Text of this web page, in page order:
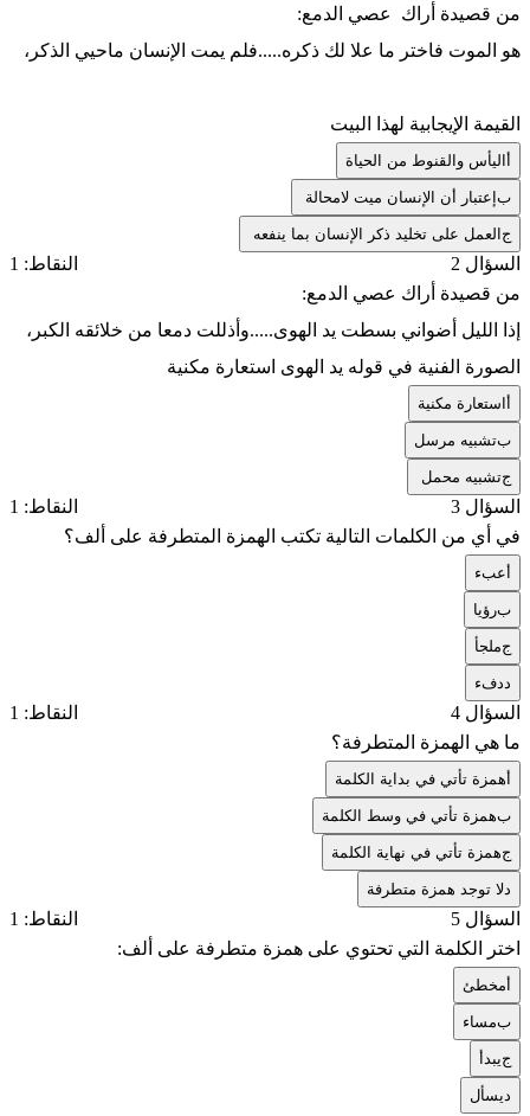
من قصيدة أراك عصي الدمع:
هو الموت فاختر ما علا لك ذكره.....فلم يمت الإنسان ماحيي الذكر،
القيمة الإيجابية لهذا البيت
اليأس والقنوط من الحياة
بإعتبار أن الإنسان ميت لامحالة
جالعمل على تخليد ذكر الإنسان بما ينفعه
السؤال 2
النقاط: 1
من قصيدة أراك عصي الدمع:
إذا الليل أضواني بسطت يد الهوى.....وأذللت دمعا من خلائقه الكبر،
الصورة الفنية في قوله يد الهوى استعارة مكنية
استعارة مكنية
بتشبيه مرسل
جتشبيه محمل
السؤال 3
النقاط: 1
في أي من الكلمات التالية تكتب الهمزة المتطرفة على ألف؟
عبء
برؤيا
جملجأ
دفء
السؤال 4
النقاط: 1
ما هي الهمزة المتطرفة؟
همزة تأتي في بداية الكلمة
بهمزة تأتي في وسط الكلمة
جهمزة تأتي في نهاية الكلمة
لا توجد همزة متطرفة
السؤال 5
النقاط: 1
اختر الكلمة التي تحتوي على همزة متطرفة على ألف:
مخطئ
بمساء
جيبدأ
يسأل